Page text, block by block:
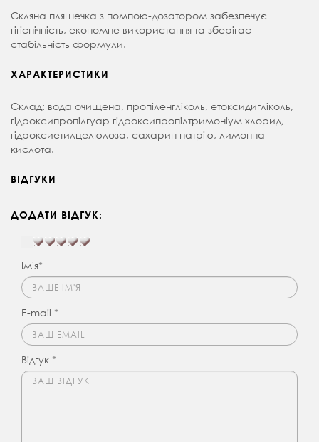
Скляна пляшечка з помпою-дозатором забезпечує
гігієнічність, економне використання та зберігає
стабільність формули.
ХАРАКТЕРИСТИКИ
Склад: вода очищена, пропіленгліколь, етоксидигліколь,
гідроксипропілгуар гідроксипропілтримоніум хлорид,
гідроксиетилцелюлоза, сахарин натрію, лимонна
кислота.
ВІДГУКИ
ДОДАТИ ВІДГУК:
Ім'я*
E-mail *
Відгук *